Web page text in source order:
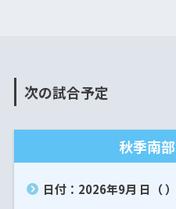
次の試合予定
秋季南
日付：2026年9月 日（ ）